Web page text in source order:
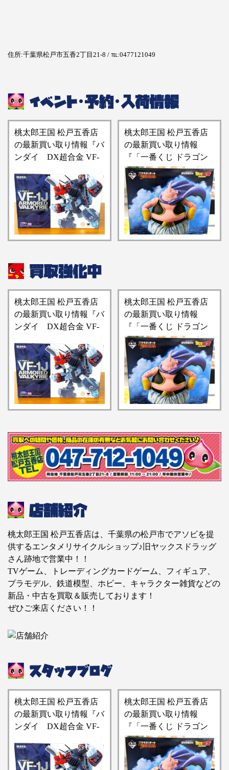
住所:千葉県松戸市五香2丁目21-8 / ℡:0477121049
桃太郎王国 松戸五香店
の最新買い取り情報『バ
ンダイ DX超合金 ​VF-
ー(一条輝機) ​「超時空要
塞マクロス」可動フィギ
ュア』
桃太郎王国 松戸五香店
の最新買い取り情報
『「一番くじ ​ドラゴン
ボール ​BATTLE ​OF ​THE
​SUPER ​SAIYAN」【ラ
ストワン賞】魔人ブウ
MASTERLISE フィギュ
ア』
桃太郎王国 松戸五香店
の最新買い取り情報『バ
ンダイ DX超合金 ​VF-
ー(一条輝機) ​「超時空要
塞マクロス」可動フィギ
ュア』
桃太郎王国 松戸五香店
の最新買い取り情報
『「一番くじ ​ドラゴン
ボール ​BATTLE ​OF ​THE
​SUPER ​SAIYAN」【ラ
ストワン賞】魔人ブウ
MASTERLISE フィギュ
ア』
桃太郎王国 松戸五香店は、千葉県の松戸市でアソビを提
供するエンタメリサイクルショップ♪旧ヤックスドラッグ
さん跡地で営業中！！
TVゲーム、トレーディングカードゲーム、フィギュア、
プラモデル、鉄道模型、ホビー、キャラクター雑貨などの
新品・中古を買取＆販売しております！
ぜひご来店ください！！
桃太郎王国 松戸五香店
の最新買い取り情報『バ
ンダイ DX超合金 ​VF-
ー(一条輝機) ​「超時空要
塞マクロス」可動フィギ
桃太郎王国 松戸五香店
の最新買い取り情報
『「一番くじ ​ドラゴン
ボール ​BATTLE ​OF ​THE
​SUPER ​SAIYAN」【ラ
ストワン賞】魔人ブウ